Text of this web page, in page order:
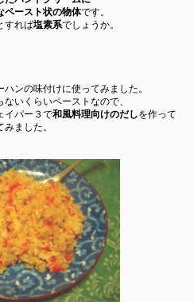
ペースト状の物体です。
すれば塩素系でしょうか。
ンの味付けに使ってみました。
いくらいペーストなので、
イパー３で和風料理向けのだしを作って
ました。